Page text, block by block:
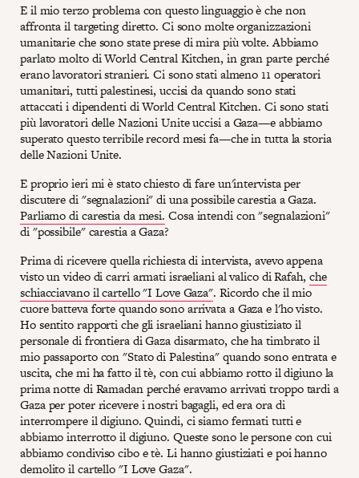
E il mio terzo problema con questo linguaggio è che non
affronta il targeting diretto. Ci sono molte organizzazioni
umanitarie che sono state prese di mira più volte. Abbiamo
parlato molto di World Central Kitchen, in gran parte perché
erano lavoratori stranieri. Ci sono stati almeno 11 operatori
umanitari, tutti palestinesi, uccisi da quando sono stati
attaccati i dipendenti di World Central Kitchen. Ci sono stati
più lavoratori delle Nazioni Unite uccisi a Gaza—e abbiamo
superato questo terribile record mesi fa—che in tutta la storia
delle Nazioni Unite.
E proprio ieri mi è stato chiesto di fare un'intervista per
discutere di "segnalazioni" di una possibile carestia a Gaza.
Parliamo di carestia da mesi. Cosa intendi con "segnalazioni"
di "possibile" carestia a Gaza?
Prima di ricevere quella richiesta di intervista, avevo appena
visto un video di carri armati israeliani al valico di Rafah, che
schiacciavano il cartello "I Love Gaza". Ricordo che il mio
cuore batteva forte quando sono arrivata a Gaza e l'ho visto.
Ho sentito rapporti che gli israeliani hanno giustiziato il
personale di frontiera di Gaza disarmato, che ha timbrato il
mio passaporto con "Stato di Palestina" quando sono entrata e
uscita, che mi ha fatto il tè, con cui abbiamo rotto il digiuno la
prima notte di Ramadan perché eravamo arrivati troppo tardi a
Gaza per poter ricevere i nostri bagagli, ed era ora di
interrompere il digiuno. Quindi, ci siamo fermati tutti e
abbiamo interrotto il digiuno. Queste sono le persone con cui
abbiamo condiviso cibo e tè. Li hanno giustiziati e poi hanno
demolito il cartello "I Love Gaza".